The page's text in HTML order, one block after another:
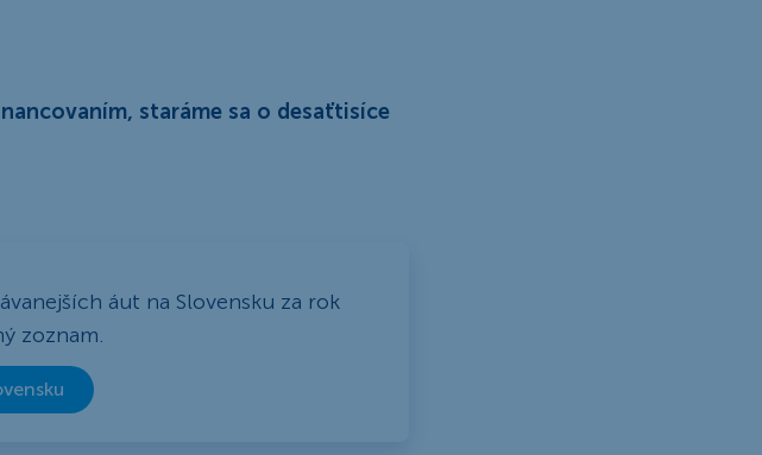
staráme sa o desaťtisíce
áut na Slovensku za rok
zoznam.